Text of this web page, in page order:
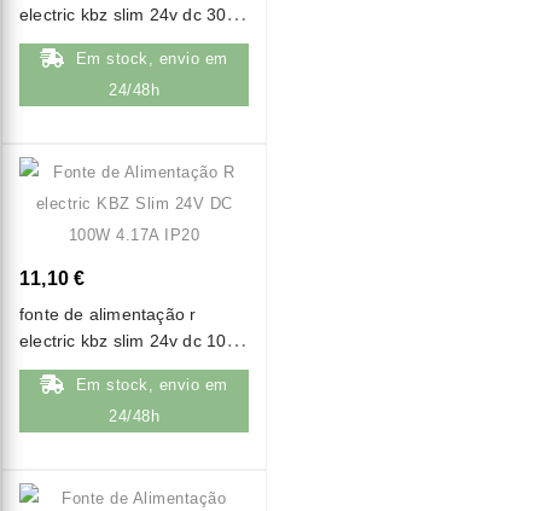
electric kbz slim 24v dc 300w
12.5a ip20
Em stock, envio em
24/48h
11,10 €
fonte de alimentação r
electric kbz slim 24v dc 100w
4.17a ip20
Em stock, envio em
24/48h